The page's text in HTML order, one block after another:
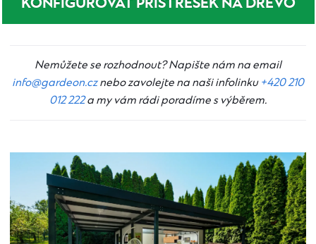
Nemůžete se rozhodnout? Napište nám na email
info@gardeon.cznebo zavolejte na naši infolinku +420 210
012 222a my vám rádi poradíme s výběrem.